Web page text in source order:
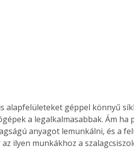
alapfelületeket géppel könnyű
a legalkalmasabbak. Ám
anyagot lemunkálni, és a
ilyen munkákhoz a